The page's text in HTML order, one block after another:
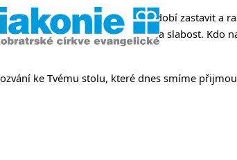
smíme uprostřed postního období zastavit a
neodmítá pro jeho selhání a slabost. Kdo
ke Tvému stolu, které dnes smíme